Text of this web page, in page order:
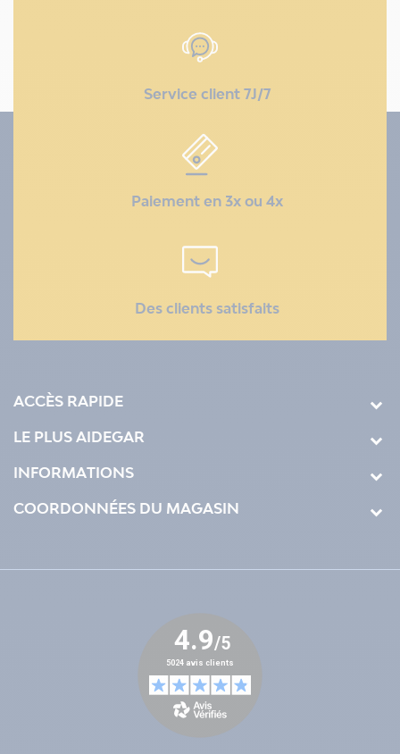
Service client 7J/7
Paiement en 3x ou 4x
Des clients satisfaits
ACCÈS RAPIDE
LE PLUS AIDEGAR
INFORMATIONS
COORDONNÉES DU MAGASIN